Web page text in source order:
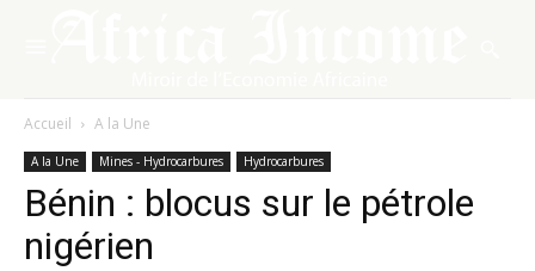
Accueil A la Une
A la Une Mines - Hydrocarbures Hydrocarbures
Bénin : blocus sur le pétrole
nigérien